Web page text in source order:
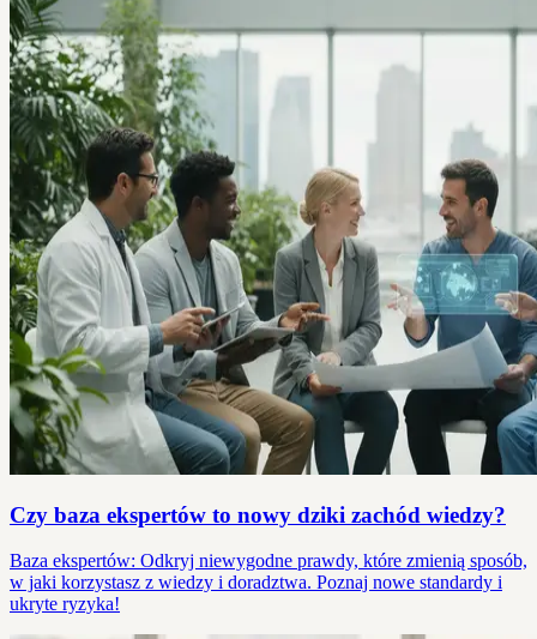
Czy baza ekspertów to nowy dziki zachód wiedzy?
Baza ekspertów: Odkryj niewygodne prawdy, które zmienią sposób,
w jaki korzystasz z wiedzy i doradztwa. Poznaj nowe standardy i
ukryte ryzyka!